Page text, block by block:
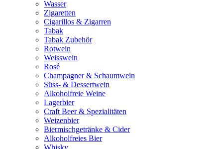
Wasser
Zigaretten
Cigarillos & Zigarren
Tabak
Tabak Zubehör
Rotwein
Weisswein
Rosé
Champagner & Schaumwein
Süss- & Dessertwein
Alkoholfreie Weine
Lagerbier
Craft Beer & Spezialitäten
Weizenbier
Biermischgetränke & Cider
Alkoholfreies Bier
Whisky